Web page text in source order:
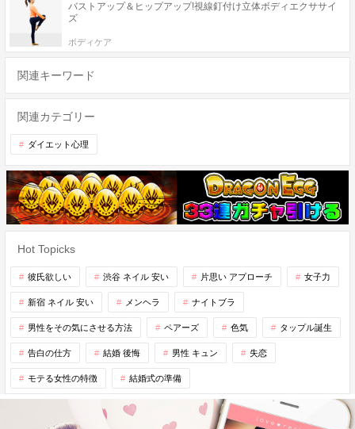
バストアップ＆ヒップアップ!視線釘付け立体ボディエクササイ
ズ
ボディケア
関連キーワード
関連カテゴリー
ダイエット心理
Hot Topicks
彼氏欲しい 渋谷 ネイル 安い 片思い アプローチ 女子力
新宿 ネイル 安い メンヘラ ナイトブラ
男性をその気にさせる方法 ペアーズ 色気 タップル誕生
告白の仕方 結婚 後悔 男性 キュン 失恋
モテる女性の特徴 結婚式の準備